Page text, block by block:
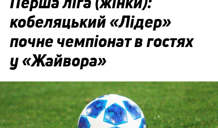
кобеляцький «Лідер»
почне чемпіонат в гостях
у «Жайвора»